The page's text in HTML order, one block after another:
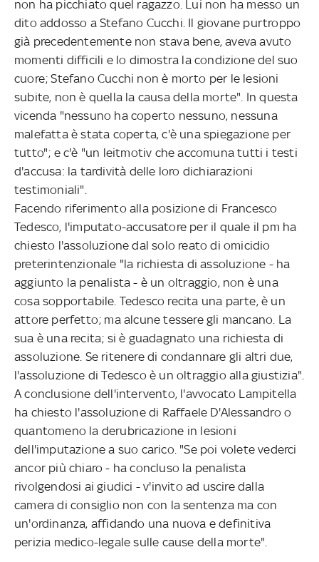
non ha picchiato quel ragazzo. Lui non ha messo un
dito addosso a Stefano Cucchi. Il giovane purtroppo
già precedentemente non stava bene, aveva avuto
momenti difficili e lo dimostra la condizione del suo
cuore; Stefano Cucchi non è morto per le lesioni
subite, non è quella la causa della morte". In questa
vicenda "nessuno ha coperto nessuno, nessuna
malefatta è stata coperta, c'è una spiegazione per
tutto"; e c'è "un leitmotiv che accomuna tutti i testi
d'accusa: la tardività delle loro dichiarazioni
testimoniali".
Facendo riferimento alla posizione di Francesco
Tedesco, l'imputato-accusatore per il quale il pm ha
chiesto l'assoluzione dal solo reato di omicidio
preterintenzionale "la richiesta di assoluzione - ha
aggiunto la penalista - è un oltraggio, non è una
cosa sopportabile. Tedesco recita una parte, è un
attore perfetto; ma alcune tessere gli mancano. La
sua è una recita; si è guadagnato una richiesta di
assoluzione. Se ritenere di condannare gli altri due,
l'assoluzione di Tedesco è un oltraggio alla giustizia".
A conclusione dell'intervento, l'avvocato Lampitella
ha chiesto l'assoluzione di Raffaele D'Alessandro o
quantomeno la derubricazione in lesioni
dell'imputazione a suo carico. "Se poi volete vederci
ancor più chiaro - ha concluso la penalista
rivolgendosi ai giudici - v'invito ad uscire dalla
camera di consiglio non con la sentenza ma con
un'ordinanza, affidando una nuova e definitiva
perizia medico-legale sulle cause della morte".